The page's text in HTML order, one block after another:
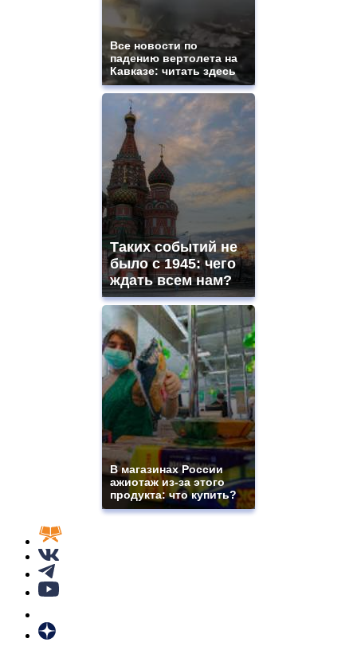
Все новости по
падению вертолета на
Кавказе: читать здесь
Таких событий не
было с 1945: чего
ждать всем нам?
В магазинах России
ажиотаж из-за этого
продукта: что купить?